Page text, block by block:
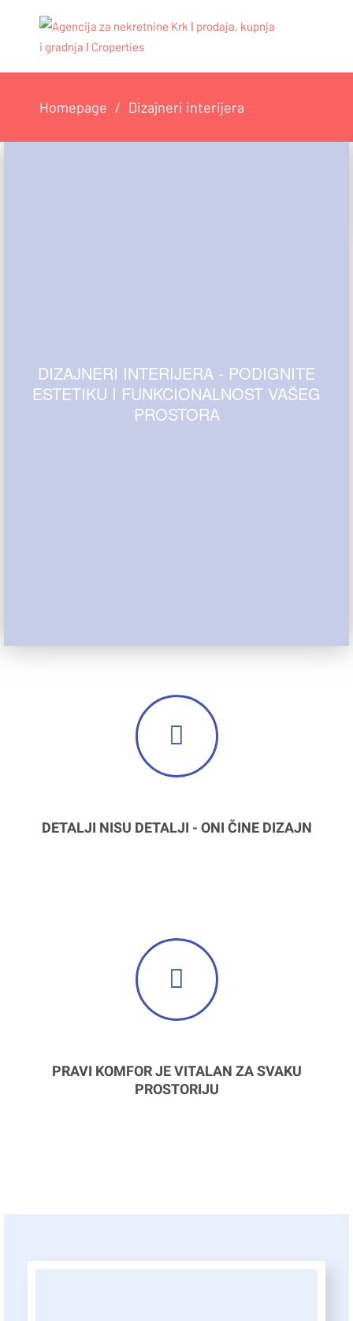
Homepage Dizajneri interijera
DIZAJNERI INTERIJERA - PODIGNITE
ESTETIKU I FUNKCIONALNOST VAŠEG
PROSTORA
DETALJI NISU DETALJI - ONI ČINE DIZAJN
PRAVI KOMFOR JE VITALAN ZA SVAKU
PROSTORIJU